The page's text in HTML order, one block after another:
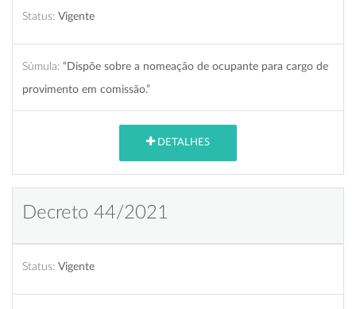
Status: Vigente
Súmula: “Dispõe sobre a nomeação de ocupante para cargo de
provimento em comissão.”
DETALHES
Decreto 44/2021
Status: Vigente